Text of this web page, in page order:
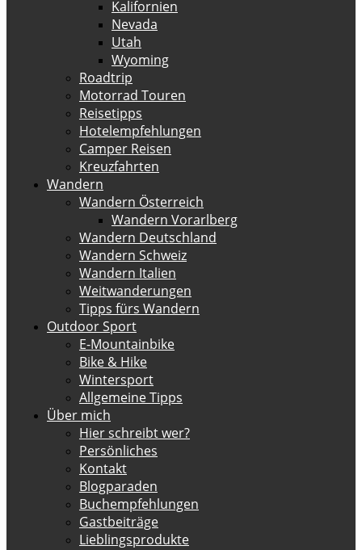
Kalifornien
Nevada
Utah
Wyoming
Roadtrip
Motorrad Touren
Reisetipps
Hotelempfehlungen
Camper Reisen
Kreuzfahrten
Wandern
Wandern Österreich
Wandern Vorarlberg
Wandern Deutschland
Wandern Schweiz
Wandern Italien
Weitwanderungen
Tipps fürs Wandern
Outdoor Sport
E-Mountainbike
Bike & Hike
Wintersport
Allgemeine Tipps
Über mich
Hier schreibt wer?
Persönliches
Kontakt
Blogparaden
Buchempfehlungen
Gastbeiträge
Lieblingsprodukte